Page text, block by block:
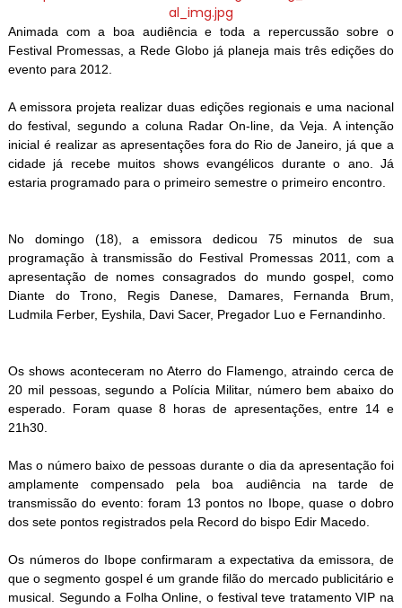
Animada com a boa audiência e toda a repercussão sobre o
Festival Promessas, a Rede Globo já planeja mais três edições do
evento para 2012.
A emissora projeta realizar duas edições regionais e uma nacional
do festival, segundo a coluna Radar On-line, da Veja. A intenção
inicial é realizar as apresentações fora do Rio de Janeiro, já que a
cidade já recebe muitos shows evangélicos durante o ano. Já
estaria programado para o primeiro semestre o primeiro encontro.
No domingo (18), a emissora dedicou 75 minutos de sua
programação à transmissão do Festival Promessas 2011, com a
apresentação de nomes consagrados do mundo gospel, como
Diante do Trono, Regis Danese, Damares, Fernanda Brum,
Ludmila Ferber, Eyshila, Davi Sacer, Pregador Luo e Fernandinho.
Os shows aconteceram no Aterro do Flamengo, atraindo cerca de
20 mil pessoas, segundo a Polícia Militar, número bem abaixo do
esperado. Foram quase 8 horas de apresentações, entre 14 e
21h30.
Mas o número baixo de pessoas durante o dia da apresentação foi
amplamente compensado pela boa audiência na tarde de
transmissão do evento: foram 13 pontos no Ibope, quase o dobro
dos sete pontos registrados pela Record do bispo Edir Macedo.
Os números do Ibope confirmaram a expectativa da emissora, de
que o segmento gospel é um grande filão do mercado publicitário e
musical. Segundo a Folha Online, o festival teve tratamento VIP na